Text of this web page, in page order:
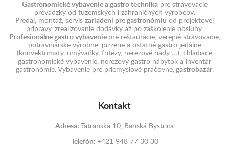
Gastronomické vybavenie a gastro technikapre stravovacie
prevádzky od tuzemských i zahraničných výrobcov.
Predaj, montáž, servis zariadení pre gastronómiu od projektovej
prípravy, zrealizovanie dodávky až po zaškolenie obsluhy.
Profesionálne gastro vybavenie pre reštaurácie, verejné stravovanie,
potravinárske výrobne, pizzerie a ostatné gastro jedálne
(konvektomaty, umývačky, fritézy, nerezové riady …), chladiace
gastronomické vybavenie, nerezový gastro nábytok a inventár
gastronómie. Vybavenie pre priemyslové práčovne,gastrobazár.
Kontakt
Adresa: Tatranská 10, Banská Bystrica
Telefón: +421 948 77 30 30